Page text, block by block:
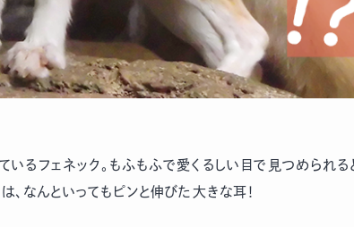
フェネック。もふもふで愛くるしい目で見つめられる
、なんといってもピンと伸びた大きな耳！